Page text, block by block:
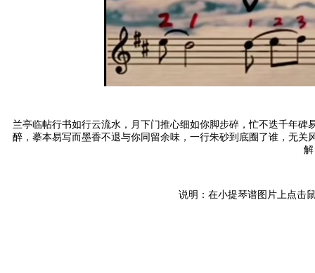
兰亭临帖行书如行云流水，月下门推心细如你脚步碎，忙不迭千年
醉，摹本易写而墨香不退与你同留余味，一行朱砂到底圈了谁，无
说明：在小提琴谱图片上点击